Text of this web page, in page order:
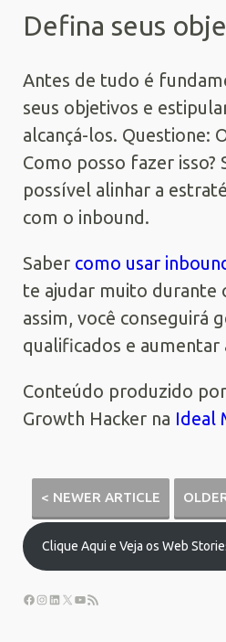
Defina seus
Antes de tudo é
seus objetivos e
alcançá-los. Questione:
Como posso fazer isso?
possível alinhar a
com o inbound.
Saber como usar
te ajudar muito durante
assim, você conseguirá
qualificados e aumentar
Conteúdo produzido
Growth Hacker na Ideal
< NEWER ARTICLE
Clique Aqui e Veja os Web